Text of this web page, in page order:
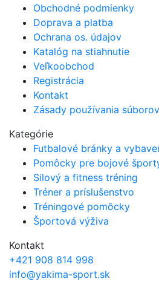
Obchodné podmienky
Doprava a platba
Ochrana os. údajov
Katalóg na stiahnutie
Veľkoobchod
Registrácia
Kontakt
Zásady používania
Kategórie
Futbalové bránky a
Pomôcky pre bojové
Silový a fitness tréning
Tréner a príslušenstvo
Tréningové pomôcky
Športová výživa
Kontakt
+421 908 814 998
info@yakima-sport.sk